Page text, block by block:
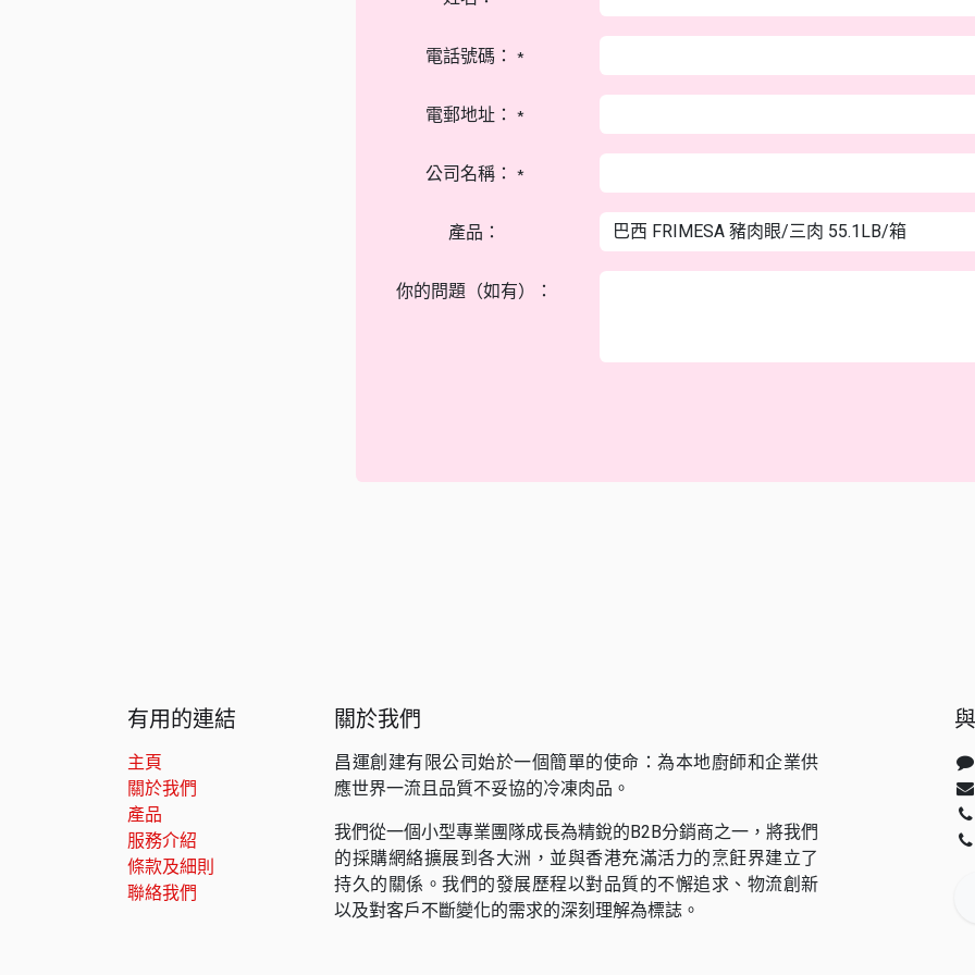
電話號碼： *
電郵地址： *
公司名稱： *
產品：
你的問題（如有）：
有用的連結
主頁
關於我們
產品
服務介紹
條款及細則
聯絡我們
關於我們
昌運創建有限公司始於一個簡單的使命：為本地廚師和企業供
應世界一流且品質不妥協的冷凍肉品。
我們從一個小型專業團隊成長為精銳的B2B分銷商之一，將我們
的採購網絡擴展到各大洲，並與香港充滿活力的烹飪界建立了
持久的關係。我們的發展歷程以對品質的不懈追求、物流創新
以及對客戶不斷變化的需求的深刻理解為標誌。